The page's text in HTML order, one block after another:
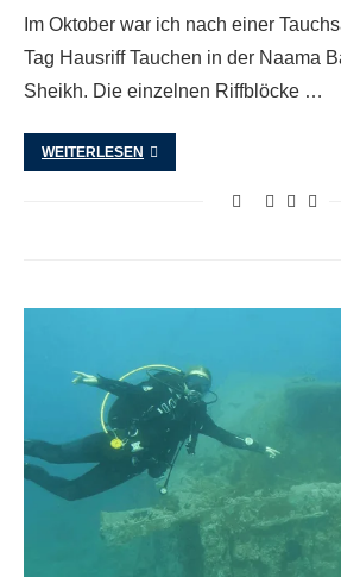
Im Oktober war ich nach einer
Tag Hausriff Tauchen in der Naama
Sheikh. Die einzelnen Riffblöcke …
WEITERLESEN